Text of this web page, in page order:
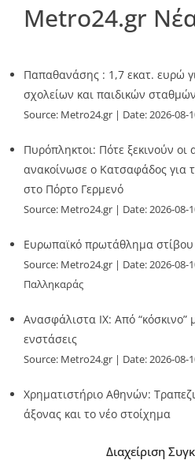
Διαχείριση
Metro24.gr
Παπαθανάσης : 1,7 εκατ. ευρώ
σχολείων και παιδικών
Source: Metro24.gr Date: 2026-08-
Πυρόπληκτοι: Πότε ξεκινούν οι
ανακοίνωσε ο Κατσαφάδος για
στο Πόρτο Γερμενό
Source: Metro24.gr Date: 2026-08-
Ευρωπαϊκό πρωτάθλημα
Source: Metro24.gr Date: 2026-08-
Παλληκαράς
Ανασφάλιστα ΙΧ: Από “κόσκινο”
ενστάσεις
Source: Metro24.gr Date: 2026-08-
Χρηματιστήριο Αθηνών:
άξονας και το νέο στοίχημα